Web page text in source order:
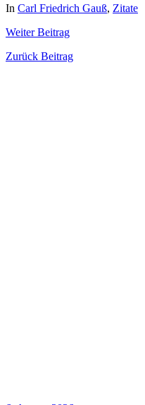
In Carl Friedrich Gauß, Zitate
WeiterBeitrag
Zurück Beitrag